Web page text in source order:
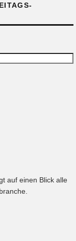
auf einen Blick alle